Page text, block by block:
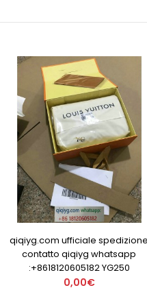
qiqiyg.com ufficiale spedizione
contatto qiqiyg whatsapp
:+8618120605182 YG250
0,00€